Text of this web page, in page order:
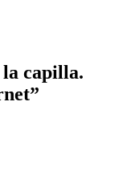
la capilla.